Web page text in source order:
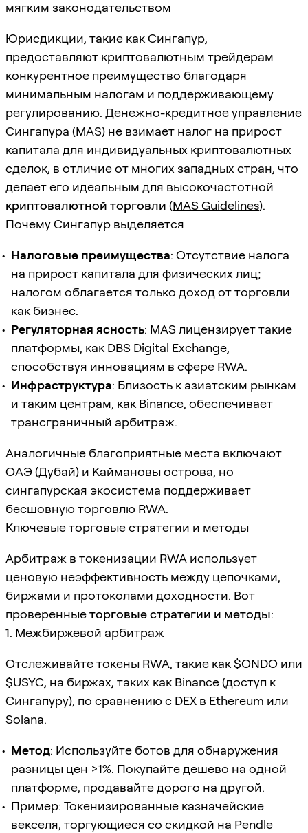
мягким законодательством
Юрисдикции, такие как Сингапур,
предоставляют криптовалютным трейдерам
конкурентное преимущество благодаря
минимальным налогам и поддерживающему
регулированию. Денежно-кредитное управление
Сингапура (MAS) не взимает налог на прирост
капитала для индивидуальных криптовалютных
сделок, в отличие от многих западных стран, что
делает его идеальным для высокочастотной
криптовалютной торговли (MAS Guidelines).
Почему Сингапур выделяется
Налоговые преимущества: Отсутствие налога
на прирост капитала для физических лиц;
налогом облагается только доход от торговли
как бизнес.
Регуляторная ясность: MAS лицензирует такие
платформы, как DBS Digital Exchange,
способствуя инновациям в сфере RWA.
Инфраструктура: Близость к азиатским рынкам
и таким центрам, как Binance, обеспечивает
трансграничный арбитраж.
Аналогичные благоприятные места включают
ОАЭ (Дубай) и Каймановы острова, но
сингапурская экосистема поддерживает
бесшовную торговлю RWA.
Ключевые торговые стратегии и методы
Арбитраж в токенизации RWA использует
ценовую неэффективность между цепочками,
биржами и протоколами доходности. Вот
проверенныеторговые стратегии и методы:
1. Межбиржевой арбитраж
Отслеживайте токены RWA, такие как $ONDO или
$USYC, на биржах, таких как Binance (доступ к
Сингапуру), по сравнению с DEX в Ethereum или
Solana.
Метод: Используйте ботов для обнаружения
разницы цен >1%. Покупайте дешево на одной
платформе, продавайте дорого на другой.
Пример: Токенизированные казначейские
векселя, торгующиеся со скидкой на Pendle